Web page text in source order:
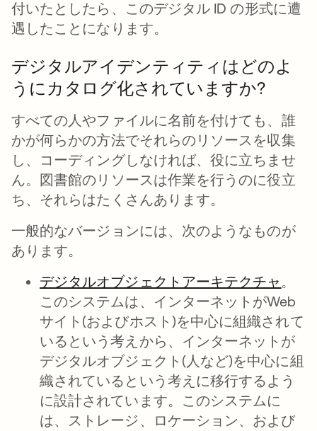
付いたとしたら、このデジタル ID の形式に遭
遇したことになります。
デジタルアイデンティティはどのよ
うにカタログ化されていますか?
すべての人やファイルに名前を付けても、誰
かが何らかの方法でそれらのリソースを収集
し、コーディングしなければ、役に立ちませ
ん。図書館のリソースは作業を行うのに役立
ち、それらはたくさんあります。
一般的なバージョンには、次のようなものが
あります。
デジタルオブジェクトアーキテクチャ 新し
。
このシステムは、インターネットがWeb
サイト(およびホスト)を中心に組織されて
いるという考えから、インターネットが
デジタルオブジェクト(人など)を中心に組
織されているという考えに移行するよう
に設計されています。このシステムに
は、ストレージ、ロケーション、および